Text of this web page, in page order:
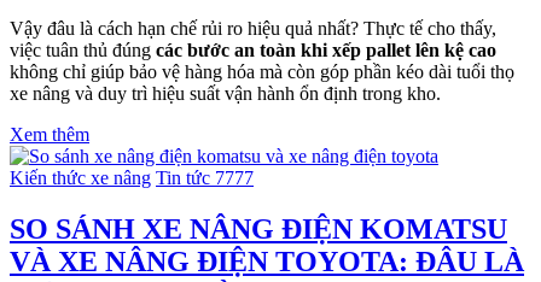
Vậy đâu là cách hạn chế rủi ro hiệu quả nhất? Thực tế cho thấy,
việc tuân thủ đúng các bước an toàn khi xếp pallet lên kệ cao
không chỉ giúp bảo vệ hàng hóa mà còn góp phần kéo dài tuổi thọ
xe nâng và duy trì hiệu suất vận hành ổn định trong kho.
Xem thêm
Kiến thức xe nâng Tin tức 7777
SO SÁNH XE NÂNG ĐIỆN KOMATSU
VÀ XE NÂNG ĐIỆN TOYOTA: ĐÂU LÀ